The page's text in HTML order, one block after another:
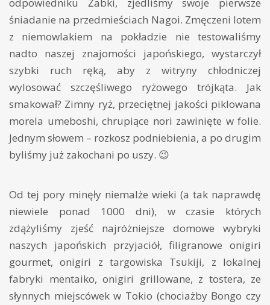
odpowiedniku Żabki, zjedliśmy swoje pierwsze
śniadanie na przedmieściach Nagoi. Zmęczeni lotem
z niemowlakiem na pokładzie nie testowaliśmy
nadto naszej znajomości japońskiego, wystarczył
szybki ruch ręką, aby z witryny chłodniczej
wylosować szczęśliwego ryżowego trójkąta. Jak
smakował? Zimny ryż, przeciętnej jakości piklowana
morela umeboshi, chrupiące nori zawinięte w folie.
Jednym słowem – rozkosz podniebienia, a po drugim
byliśmy już zakochani po uszy. 😉
Od tej pory minęły niemalże wieki (a tak naprawdę
niewiele ponad 1000 dni), w czasie których
zdążyliśmy zjeść najróżniejsze domowe wybryki
naszych japońskich przyjaciół, filigranowe onigiri
gourmet, onigiri z targowiska Tsukiji, z lokalnej
fabryki mentaiko, onigiri grillowane, z tostera, ze
słynnych miejscówek w Tokio (chociażby Bongo czy